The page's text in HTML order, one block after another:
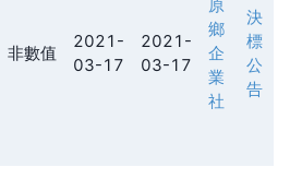
非數值
2021-
03-17
2021-
03-17
原
鄉
企
業
社
決
標
公
告